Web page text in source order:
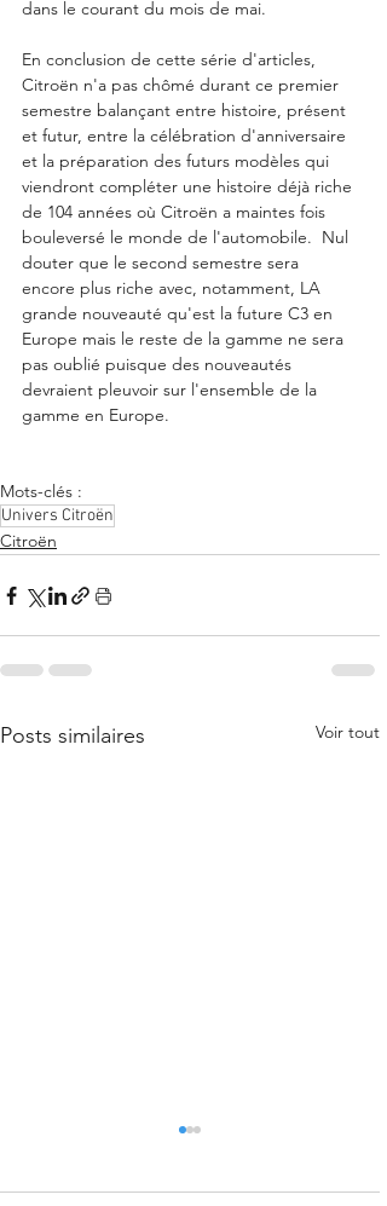
dans le courant du mois de mai.
En conclusion de cette série d'articles,
Citroën n'a pas chômé durant ce premier
semestre balançant entre histoire, présent
et futur, entre la célébration d'anniversaire
et la préparation des futurs modèles qui
viendront compléter une histoire déjà riche
de 104 années où Citroën a maintes fois
bouleversé le monde de l'automobile.  Nul
douter que le second semestre sera
encore plus riche avec, notamment, LA
grande nouveauté qu'est la future C3 en
Europe mais le reste de la gamme ne sera
pas oublié puisque des nouveautés
devraient pleuvoir sur l'ensemble de la
gamme en Europe.
Mots-clés :
Univers Citroën
Citroën
Posts similaires Voir tout